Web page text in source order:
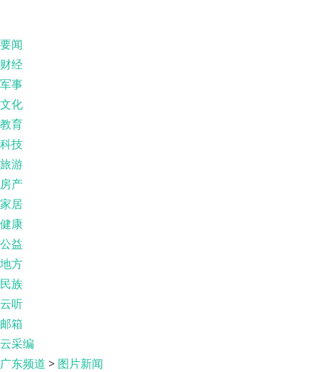
要闻
财经
军事
文化
教育
科技
旅游
房产
家居
健康
公益
地方
民族
云听
邮箱
云采编
广东频道 > 图片新闻